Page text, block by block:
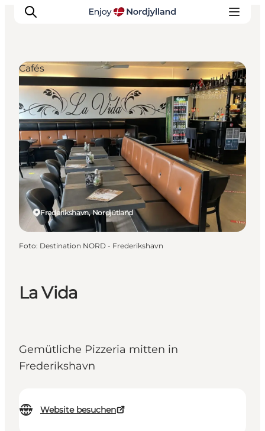
Erlebnisse
Reiseplanung
Destinationen
Guides
Veranstaltungen
Für Kinder
La Vida
Gemütliche Pizzeria mitten in
Frederikshavn
Website besuchen
Frederikshavn, Nordjütland
Cafés
Foto: Destination NORD - Frederikshavn